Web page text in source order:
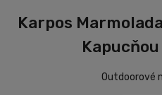
Karpos
Outdoorové